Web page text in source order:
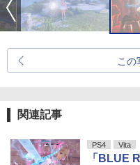
この
関連記事
PS4 Vita
「BLUE